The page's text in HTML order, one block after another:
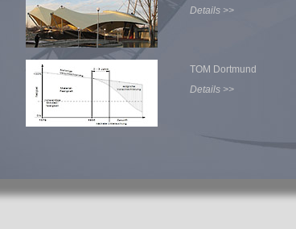
Details >>
TOM Dortmund
Details >>